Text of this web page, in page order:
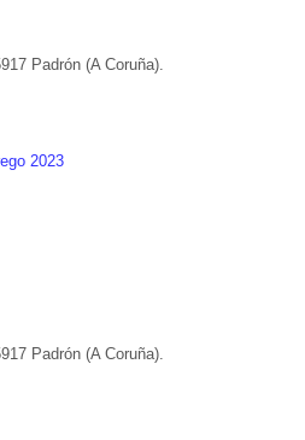
Padrón (A Coruña).
2023
Padrón (A Coruña).